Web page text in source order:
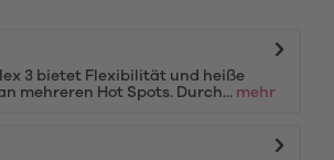
3 bietet Flexibilität und heiße
mehreren Hot Spots. Durch... mehr